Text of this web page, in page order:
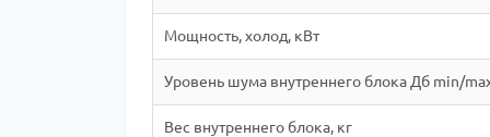
Мощность, холод, кВт
Уровень шума внутреннего блока Дб min/
Вес внутреннего блока, кг